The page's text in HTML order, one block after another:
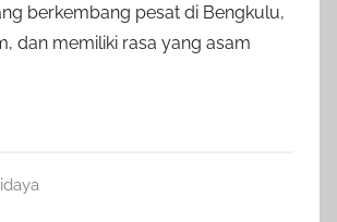
berkembang pesat di Bengkulu,
dan memiliki rasa yang asam